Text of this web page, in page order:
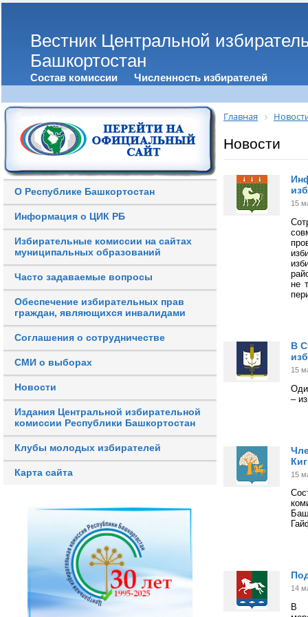
Вестник Центральной
Башкортостан
Состав комиссии Численность избирателей
О Республике Башкортостан
Информация о ЦИК РБ
Избирательные комиссии на сайтах
муниципальных образований
Часто задаваемые вопросы
Обеспечение избирательных прав
граждан, являющихся инвалидами
Соглашения о сотрудничестве
СМИ о выборах
Новости
Издания Центральной избирательной
комиссии Республики Башкортостан
Клубы молодых избирателей
Карта сайта
Главная
Новости
15
не
В
15
–
15
14
В